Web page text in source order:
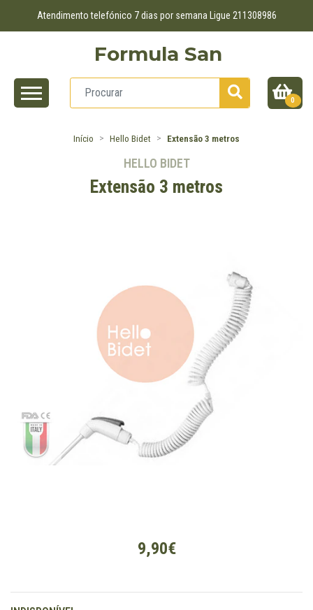
Atendimento telefónico 7 dias por semana Ligue 211308986
Formula San
0
Início Hello Bidet Extensão 3 metros
HELLO BIDET
Extensão 3 metros
9,90€